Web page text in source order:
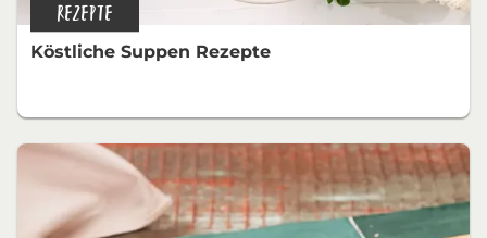
REZEPTE
Köstliche Suppen Rezepte